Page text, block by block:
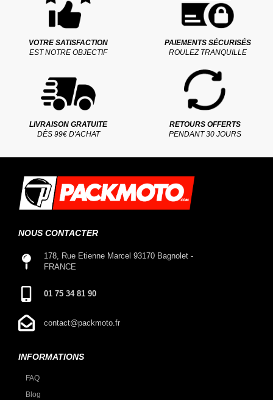
VOTRE SATISFACTION
EST NOTRE OBJECTIF
PAIEMENTS SÉCURISÉS
ROULEZ TRANQUILLE
LIVRAISON GRATUITE
DÈS 99€ D'ACHAT
RETOURS OFFERTS
PENDANT 30 JOURS
NOUS CONTACTER
178, Rue Etienne Marcel 93170 Bagnolet -
FRANCE
01 75 34 81 90
contact@packmoto.fr
INFORMATIONS
FAQ
Blog